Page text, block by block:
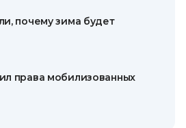
почему зима будет
права мобилизованных